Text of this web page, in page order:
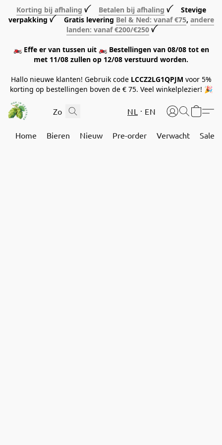
Korting bij afhaling ꪜ Betalen bij afhaling ꪜ Stevige
verpakking ꪜ Gratis levering Bel & Ned: vanaf €75, andere
landen: vanaf €200/€250 ꪜ
🏍️ Effe er van tussen uit 🏍️ Bestellingen van 08/08 tot en
met 11/08 zullen op 12/08 verstuurd worden.
Hallo nieuwe klanten! Gebruik code LCCZ2LG1QPJM voor 5%
korting op bestellingen boven de € 75. Veel winkelplezier! 🎉
NL EN
Home Bieren Nieuw Pre-order Verwacht Sale